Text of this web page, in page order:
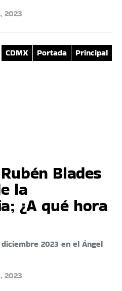
2023
CDMX Portada Principal
Blades
la
¿A qué hora
2023 en el Ángel
2023